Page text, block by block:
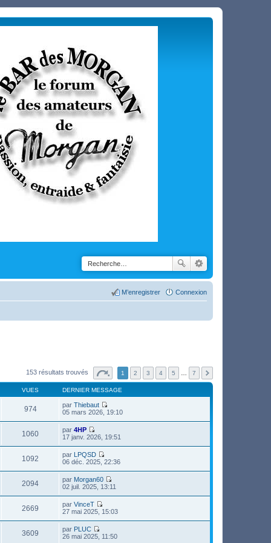
Connexion
M’enregistrer
153 résultats trouvés 1 2 3 4 5 7
VUES DERNIER MESSAGE
974 par Thiebaut
V
l
e
e
n
i
e
r
e
s
a
05 mars 2026, 19:10
1060 par 4HP
V
r
l
e
d
e
n
i
e
r
m
e
17 janv. 2026, 19:51
1092 par LPQSD
V
r
l
e
e
i
e
06 déc. 2025, 22:36
2094 par Morgan60
V
l
e
e
02 juil. 2025, 13:11
2669 par VinceT
V
l
27 mai 2025, 15:03
3609 par PLUC
V
26 mai 2025, 11:50